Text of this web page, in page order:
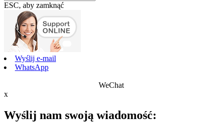
ESC, aby zamknąć
Wyślij e-mail
WhatsApp
WeChat
x
Wyślij nam swoją wiadomość: